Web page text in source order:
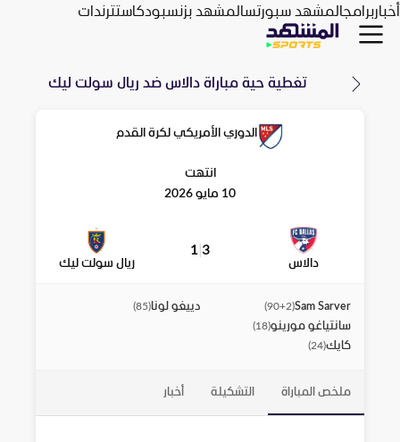
أخباربرامجالمشهد سبورتسالمشهد بزنسبودكاستترندات
تغطية حية مباراة دالاس ضد ريال سولت ليك
الدوري الأمريكي لكرة القدم
انتهت
10 مايو 2026
دالاس
3
1
ريال سولت ليك
Sam Sarver
(
90+2
)
سانتياغو مورينو(
18
)
كايك(
24
)
دييغو لونا(
85
)
ملخص المباراة التشكيلة أخبار